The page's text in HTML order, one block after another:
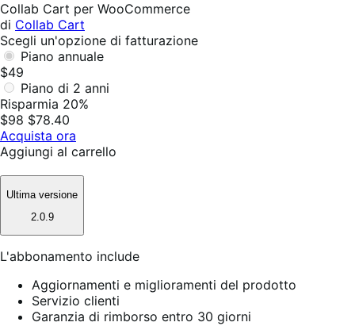
Collab Cart per WooCommerce
di Collab Cart
Scegli un'opzione di fatturazione
Piano annuale
$49
Piano di 2 anni
Risparmia 20%
$98 $78.40
Acquista ora
Aggiungi al carrello
Ultima versione
2.0.9
L'abbonamento include
Aggiornamenti e miglioramenti del prodotto
Servizio clienti
Garanzia di rimborso entro 30 giorni